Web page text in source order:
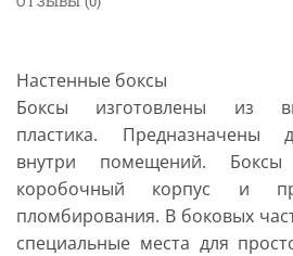
Настенные боксы
Боксы изготовлены из
пластика. Предназначены
внутри помещений.
коробочный корпус и
пломбирования. В боковых
специальные места для